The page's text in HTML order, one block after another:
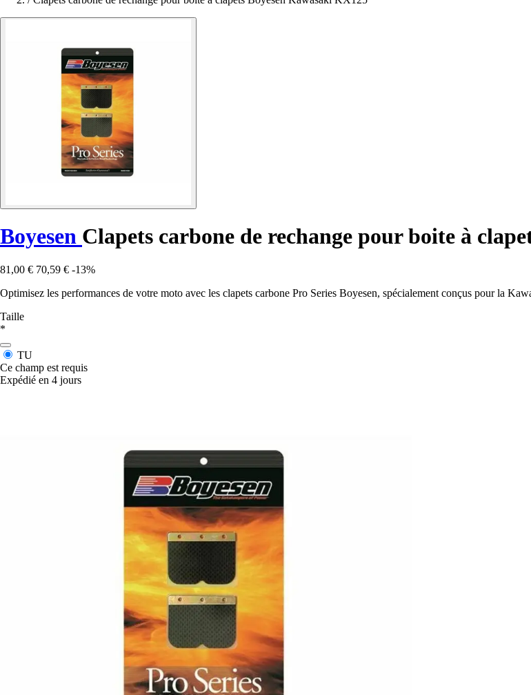
Boyesen Clapets carbone de rechange pour boite à
81,00 € 70,59 € -13%
Optimisez les performances de votre moto avec les clapets carbone Pro Series Boyesen, spécialement conçus pour la
Taille
*
TU
Ce champ est requis
Expédié en 4 jours